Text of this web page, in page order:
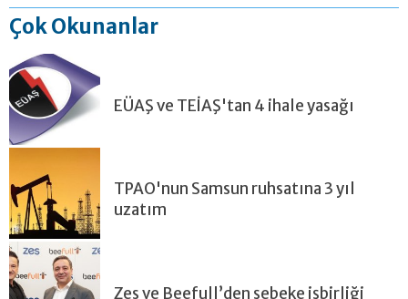
Çok Okunanlar
EÜAŞ ve TEİAŞ'tan 4 ihale yasağı
TPAO'nun Samsun ruhsatına 3 yıl
uzatım
Zes ve Beefull’den şebeke işbirliği